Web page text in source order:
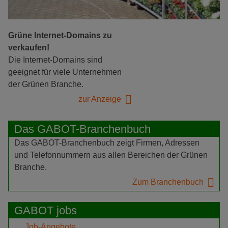
Grüne Internet-Domains zu
verkaufen!
Die Internet-Domains sind
geeignet für viele Unternehmen
der Grünen Branche.
zur Anzeige
Das GABOT-Branchenbuch
Das GABOT-Branchenbuch zeigt Firmen, Adressen
und Telefonnummern aus allen Bereichen der Grünen
Branche.
Zum Branchenbuch
GABOT jobs